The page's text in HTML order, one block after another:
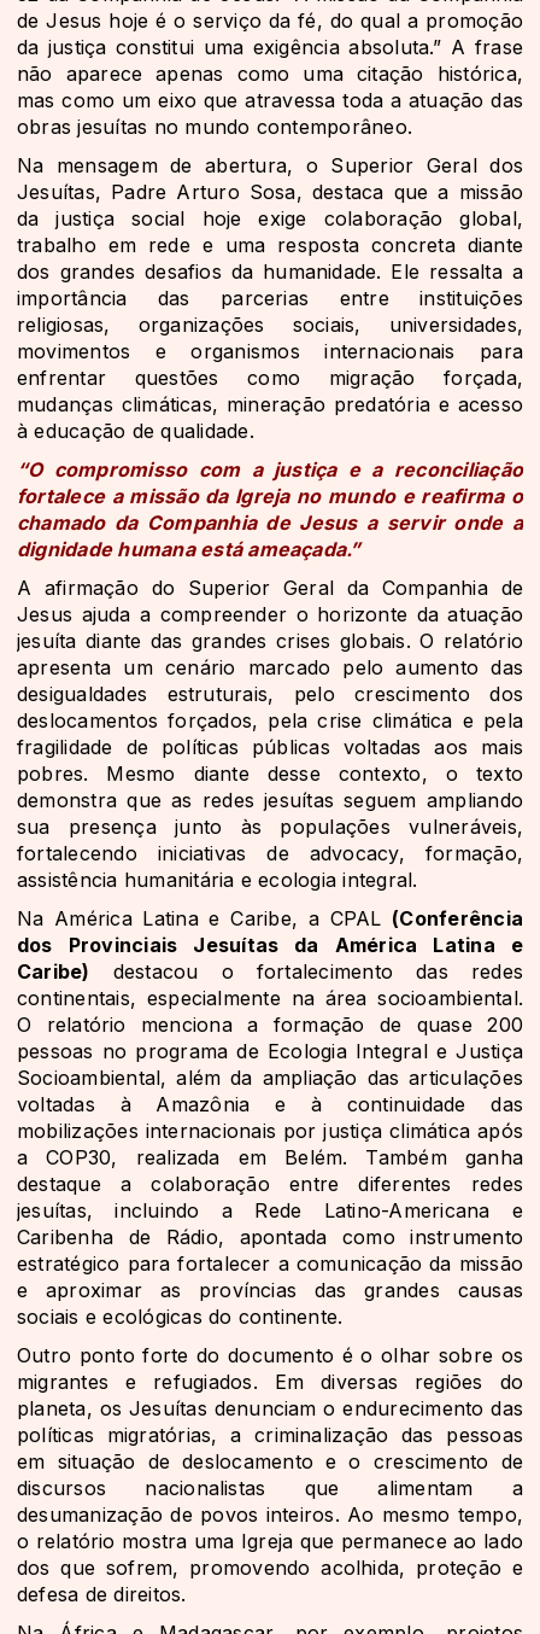
de Jesus hoje é o serviço da fé, do qual a promoção
da justiça constitui uma exigência absoluta.” A frase
não aparece apenas como uma citação histórica,
mas como um eixo que atravessa toda a atuação das
obras jesuítas no mundo contemporâneo.
Na mensagem de abertura, o Superior Geral dos
Jesuítas, Padre Arturo Sosa, destaca que a missão
da justiça social hoje exige colaboração global,
trabalho em rede e uma resposta concreta diante
dos grandes desafios da humanidade. Ele ressalta a
importância das parcerias entre instituições
religiosas, organizações sociais, universidades,
movimentos e organismos internacionais para
enfrentar questões como migração forçada,
mudanças climáticas, mineração predatória e acesso
à educação de qualidade.
“O compromisso com a justiça e a reconciliação
fortalece a missão da Igreja no mundo e reafirma o
chamado da Companhia de Jesus a servir onde a
dignidade humana está ameaçada.”
A afirmação do Superior Geral da Companhia de
Jesus ajuda a compreender o horizonte da atuação
jesuíta diante das grandes crises globais. O relatório
apresenta um cenário marcado pelo aumento das
desigualdades estruturais, pelo crescimento dos
deslocamentos forçados, pela crise climática e pela
fragilidade de políticas públicas voltadas aos mais
pobres. Mesmo diante desse contexto, o texto
demonstra que as redes jesuítas seguem ampliando
sua presença junto às populações vulneráveis,
fortalecendo iniciativas de advocacy, formação,
assistência humanitária e ecologia integral.
Na América Latina e Caribe, a CPAL (Conferência
dos Provinciais Jesuítas da América Latina e
Caribe) destacou o fortalecimento das redes
continentais, especialmente na área socioambiental.
O relatório menciona a formação de quase 200
pessoas no programa de Ecologia Integral e Justiça
Socioambiental, além da ampliação das articulações
voltadas à Amazônia e à continuidade das
mobilizações internacionais por justiça climática após
a COP30, realizada em Belém. Também ganha
destaque a colaboração entre diferentes redes
jesuítas, incluindo a Rede Latino-Americana e
Caribenha de Rádio, apontada como instrumento
estratégico para fortalecer a comunicação da missão
e aproximar as províncias das grandes causas
sociais e ecológicas do continente.
Outro ponto forte do documento é o olhar sobre os
migrantes e refugiados. Em diversas regiões do
planeta, os Jesuítas denunciam o endurecimento das
políticas migratórias, a criminalização das pessoas
em situação de deslocamento e o crescimento de
discursos nacionalistas que alimentam a
desumanização de povos inteiros. Ao mesmo tempo,
o relatório mostra uma Igreja que permanece ao lado
dos que sofrem, promovendo acolhida, proteção e
defesa de direitos.